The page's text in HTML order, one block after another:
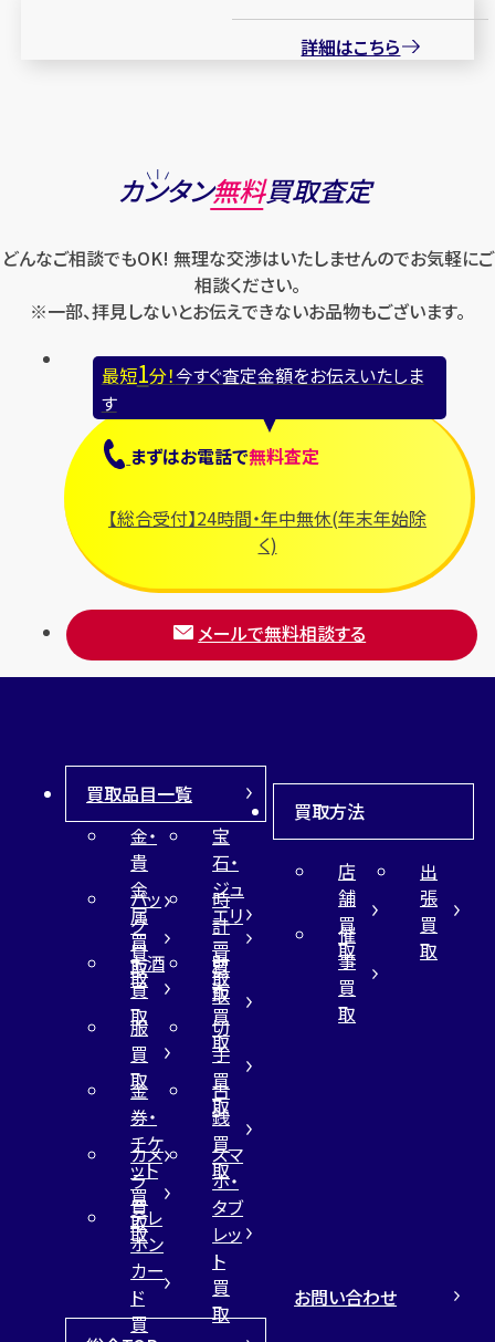
詳細はこちら
カンタン無料買取査定
どんなご相談でもOK! 無理な交渉はいたしませんのでお気軽にご
相談ください。
※一部、拝見しないとお伝えできないお品物もございます。
最短1分！今すぐ査定金額をお伝えいたしま
す
まずはお電話で無料査定
【総合受付】24時間・年中無休(年末年始除
く)
メールで無料相談する
買取品目一覧
金・
貴
金
属
買
取
宝
石・
ジュ
エリ
ー
買
取
バッ
グ
買
取
時
計
買
取
お酒
買
取
財
布
買
取
服
買
取
切
手
買
取
金
券・
チケ
ット
買
取
古
銭
買
取
カメ
ラ
買
取
スマ
ホ・
タブ
レッ
ト
買
取
テレ
ホン
カー
ド
買
買取方法
店
舗
買
取
出
張
買
取
催
事
買
取
お問い合わせ